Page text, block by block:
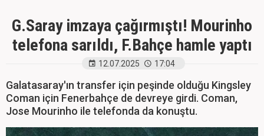
G.Saray imzaya çağırmıştı! Mourinho
telefona sarıldı, F.Bahçe hamle yaptı
12.07.2025 17:04
Galatasaray'ın transfer için peşinde olduğu Kingsley
Coman için Fenerbahçe de devreye girdi. Coman,
Jose Mourinho ile telefonda da konuştu.